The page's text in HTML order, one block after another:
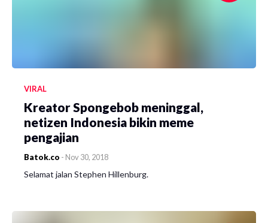
VIRAL
Kreator Spongebob meninggal,
netizen Indonesia bikin meme
pengajian
Batok.co - Nov 30, 2018
Selamat jalan Stephen Hillenburg.